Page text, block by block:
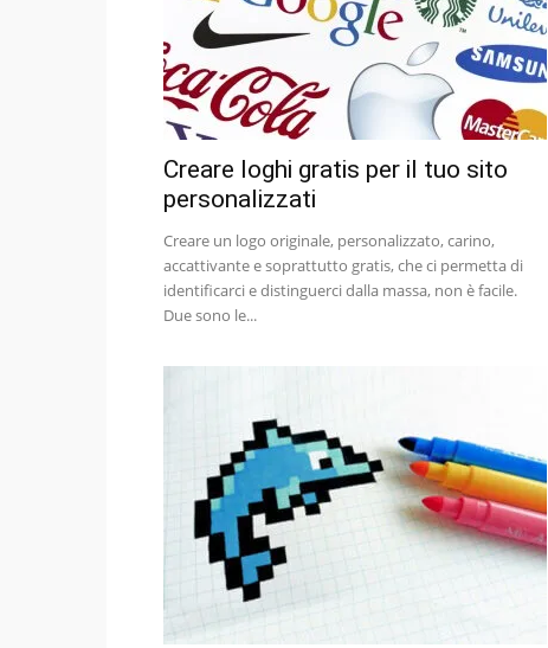
Creare loghi gratis per il tuo sito
personalizzati
Creare un logo originale, personalizzato, carino,
accattivante e soprattutto gratis, che ci permetta di
identificarci e distinguerci dalla massa, non è facile.
Due sono le...